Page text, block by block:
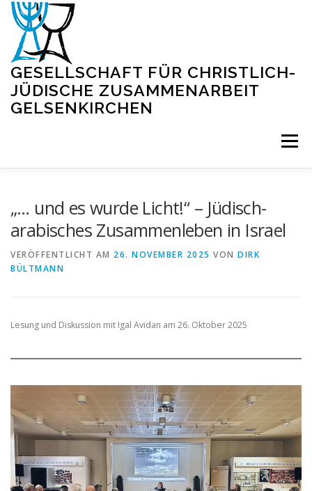
Zum
Inhalt
springen
GESELLSCHAFT FÜR CHRISTLICH-
JÜDISCHE ZUSAMMENARBEIT
GELSENKIRCHEN
Menü
„… und es wurde Licht!“ – Jüdisch-
arabisches Zusammenleben in Israel
VERÖFFENTLICHT AM 26. NOVEMBER 2025 VON DIRK
BÜLTMANN
Lesung und Diskussion mit Igal Avidan am 26. Oktober 2025